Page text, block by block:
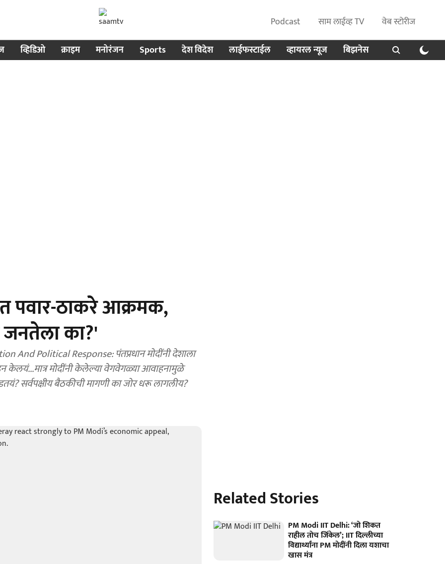
Podcast साम लाईव्ह TV
वेब स्टोरीज
व्हिडिओ क्राइम मनोरंजन Sports देश विदेश लाईफस्टाईल व्हायरल न्यूज बिझनेस
पवार-ठाकरे आक्रमक,
का?'
And Political Response: पंतप्रधान मोदींनी देशाला
मोदींनी केलेल्या वेगवेगळ्या आवाहनामुळे
Related Stories
PM Modi IIT Delhi: ‘जो शिकत
राहील तोच जिंकेल’; IIT दिल्लीच्या
विद्यार्थ्यांना PM मोदींनी दिला यशाचा
खास मंत्र